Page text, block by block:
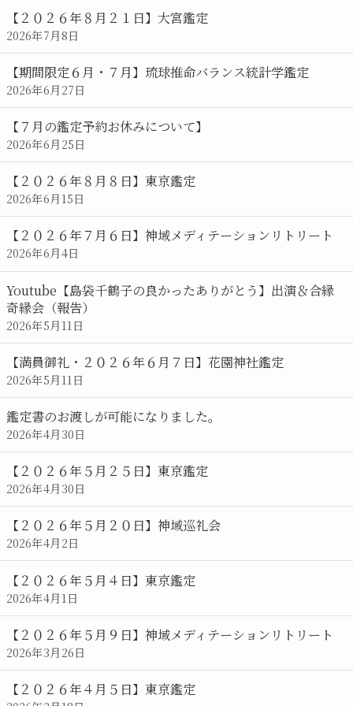
【２０２６年８月２１日】大宮鑑定
2026年7月8日
【期間限定６月・７月】琉球推命バランス統計学鑑定
2026年6月27日
【７月の鑑定予約お休みについて】
2026年6月25日
【２０２６年８月８日】東京鑑定
2026年6月15日
【２０２６年７月６日】神域メディテーションリトリート
2026年6月4日
Youtube【島袋千鶴子の良かったありがとう】出演＆合縁
奇縁会（報告）
2026年5月11日
【満員御礼・２０２６年６月７日】花園神社鑑定
2026年5月11日
鑑定書のお渡しが可能になりました。
2026年4月30日
【２０２６年５月２５日】東京鑑定
2026年4月30日
【２０２６年５月２０日】神域巡礼会
2026年4月2日
【２０２６年５月４日】東京鑑定
2026年4月1日
【２０２６年５月９日】神域メディテーションリトリート
2026年3月26日
【２０２６年４月５日】東京鑑定